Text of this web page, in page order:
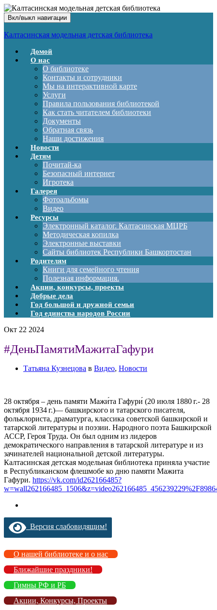
Вкл/выкл навигации
Калтасинская модельная детская библиотека
Домой
О нас
О библиотеке
Контакты и сотрудники
Мы на интерактивной карте
Услуги
Правила пользования библиотекой
Как стать читателем библиотеки
Документы
Обратная связь
Наши достижения
Новости
Детям
Почитай-ка
Безопасный интернет
Игротека
Галерея
Фотоальбомы
Видео
Ресурсы
Электронный каталог. Калтасинская МЦРБ
Методическая копилка
Электронные выставки
Сайты библиотек Республики Башкортостан
Родителям
Книги для семейного чтения
Полезная информация.
Акции, конкурсы, проекты
Добрые дела
Год большой и дружной семьи
Год единства народов России
Окт 22 2024
#ДеньПамятиМажитаГафури
Татьяна Кузнецова в Видео, Новости
28 октября – день памяти Мажи́та Гафури́ (20 июля 1880 г.- 28
октября 1934 г.)— башкирского и татарского писателя,
фольклориста, драматурга, классика советской башкирской и
татарской литературы и поэзии. Народного поэта Башкирской
АССР, Героя Труда. Он был одним из лидеров
демократического направления в татарской литературе и из
зачинателей национальной детской литературы.
Калтасинская детская модельная библиотека приняла участие
в Республиканском флешмобе ко дню памяти Мажита
Гафури. https://vk.com/id262166485?
Версия слабовидящим!
О нашей библиотеке и о нас
Ближайшие праздники!
Гимны РФ и РБ
Акции, Конкурсы, Проекты